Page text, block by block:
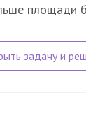
площади